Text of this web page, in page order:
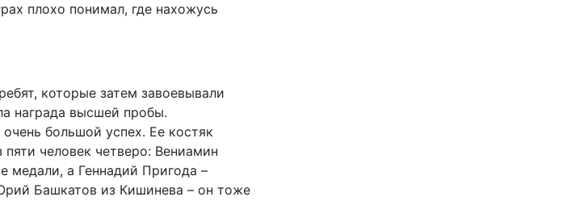
плохо понимал, где нахожусь
которые затем завоевывали
награда высшей пробы.
большой успех. Ее костяк
человек четверо: Вениамин
медали, а Геннадий Пригода –
Башкатов из Кишинева – он тоже